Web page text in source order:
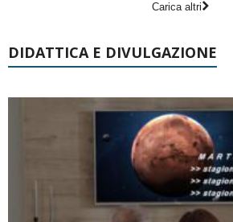
Carica altri
DIDATTICA E DIVULGAZIONE